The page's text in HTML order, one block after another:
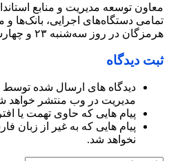
معاون توسعه مدیریت و منابع
تمامی دستگاه‌های اجرایی، بانک‌ها
هرمزگان در روز سه‌شنبه ۲۳ و چهارشنبه ۲۴ تیرماه خبر داد.
ثبت دیدگاه
دیدگاه های ارسال شده توسط
مدیریت در وب منتشر خواهد
پیام هایی که حاوی تهمت یا
پیام هایی که به غیر از زبان
نخواهد شد.